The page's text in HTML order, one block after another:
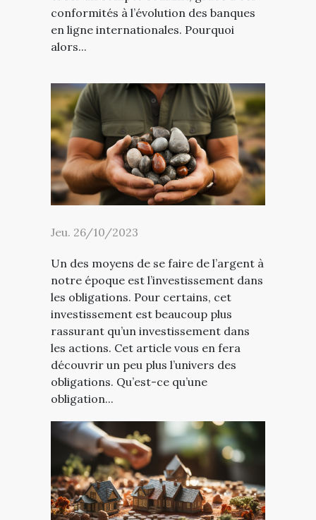
conformités à l’évolution des banques
en ligne internationales. Pourquoi
alors...
Jeu. 26/10/2023
Un des moyens de se faire de l’argent à
notre époque est l’investissement dans
les obligations. Pour certains, cet
investissement est beaucoup plus
rassurant qu’un investissement dans
les actions. Cet article vous en fera
découvrir un peu plus l’univers des
obligations. Qu’est-ce qu’une
obligation...